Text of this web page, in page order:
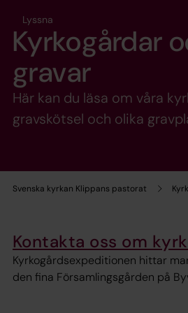
Svenska kyrkan Klippans pastorat
Lyssna
Kyrkogårdar
gravar
Här kan du läsa om våra
gravskötsel och olika
Kontakta oss om
Kyrkogårdsexpeditionen hittar
den fina Församlingsgården på